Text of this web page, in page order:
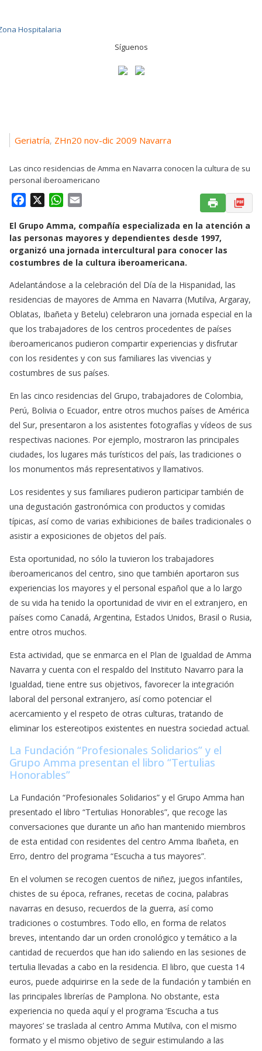
Síguenos
Geriatría, ZHn20 nov-dic 2009 Navarra
Las cinco residencias de Amma en Navarra conocen la cultura de su
personal iberoamericano
c
e
b
o
k
W
a
t
s
p
p
a
i
l
El Grupo Amma, compañía especializada en la atención a
las personas mayores y dependientes desde 1997,
organizó una jornada intercultural para conocer las
costumbres de la cultura iberoamericana.
Adelantándose a la celebración del Día de la Hispanidad, las
residencias de mayores de Amma en Navarra (Mutilva, Argaray,
Oblatas, Ibañeta y Betelu) celebraron una jornada especial en la
que los trabajadores de los centros procedentes de países
iberoamericanos pudieron compartir experiencias y disfrutar
con los residentes y con sus familiares las vivencias y
costumbres de sus países.
En las cinco residencias del Grupo, trabajadores de Colombia,
Perú, Bolivia o Ecuador, entre otros muchos países de América
del Sur, presentaron a los asistentes fotografías y vídeos de sus
respectivas naciones. Por ejemplo, mostraron las principales
ciudades, los lugares más turísticos del país, las tradiciones o
los monumentos más representativos y llamativos.
Los residentes y sus familiares pudieron participar también de
una degustación gastronómica con productos y comidas
típicas, así como de varias exhibiciones de bailes tradicionales o
asistir a exposiciones de objetos del país.
Esta oportunidad, no sólo la tuvieron los trabajadores
iberoamericanos del centro, sino que también aportaron sus
experiencias los mayores y el personal español que a lo largo
de su vida ha tenido la oportunidad de vivir en el extranjero, en
países como Canadá, Argentina, Estados Unidos, Brasil o Rusia,
entre otros muchos.
Esta actividad, que se enmarca en el Plan de Igualdad de Amma
Navarra y cuenta con el respaldo del Instituto Navarro para la
Igualdad, tiene entre sus objetivos, favorecer la integración
laboral del personal extranjero, así como potenciar el
acercamiento y el respeto de otras culturas, tratando de
eliminar los estereotipos existentes en nuestra sociedad actual.
La Fundación “Profesionales Solidarios” y el
Grupo Amma presentan el libro “Tertulias
Honorables”
La Fundación “Profesionales Solidarios” y el Grupo Amma han
presentado el libro “Tertulias Honorables”, que recoge las
conversaciones que durante un año han mantenido miembros
de esta entidad con residentes del centro Amma Ibañeta, en
Erro, dentro del programa “Escucha a tus mayores”.
En el volumen se recogen cuentos de niñez, juegos infantiles,
chistes de su época, refranes, recetas de cocina, palabras
navarras en desuso, recuerdos de la guerra, así como
tradiciones o costumbres. Todo ello, en forma de relatos
breves, intentando dar un orden cronológico y temático a la
cantidad de recuerdos que han ido saliendo en las sesiones de
tertulia llevadas a cabo en la residencia. El libro, que cuesta 14
euros, puede adquirirse en la sede de la fundación y también en
las principales librerías de Pamplona. No obstante, esta
experiencia no queda aquí y el programa ‘Escucha a tus
mayores’ se traslada al centro Amma Mutilva, con el mismo
formato y el mismo objetivo de seguir estimulando a las